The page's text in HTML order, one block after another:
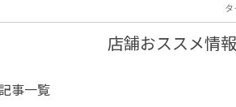
店舗おススメ情
事一覧